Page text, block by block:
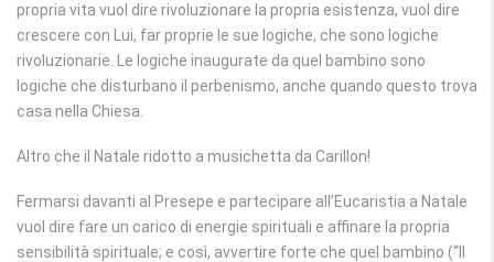
propria vita vuol dire rivoluzionare la propria esistenza, vuol dire
crescere con Lui, far proprie le sue logiche, che sono logiche
rivoluzionarie. Le logiche inaugurate da quel bambino sono
logiche che disturbano il perbenismo, anche quando questo trova
casa nella Chiesa.
Altro che il Natale ridotto a musichetta da Carillon!
Fermarsi davanti al Presepe e partecipare all’Eucaristia a Natale
vuol dire fare un carico di energie spirituali e affinare la propria
sensibilità spirituale; e così, avvertire forte che quel bambino (“Il